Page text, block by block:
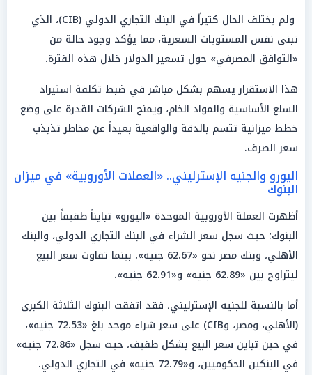
ولم يختلف الحال كثيراً في البنك التجاري الدولي (CIB)، الذي
تبنى نفس المستويات السعرية، مما يؤكد وجود حالة من
«التوافق المصرفي» حول تسعير الدولار خلال هذه الفترة.
هذا الاستقرار يسهم بشكل مباشر في ضبط تكلفة استيراد
السلع الأساسية والمواد الخام، ويمنح الشركات القدرة على وضع
خطط ميزانية تتسم بالدقة والواقعية بعيداً عن مخاطر تذبذب
سعر الصرف.
اليورو والجنيه الإسترليني.. «العملات الأوروبية» في ميزان
البنوك
أظهرت العملة الأوروبية الموحدة «اليورو» تبايناً طفيفاً بين
البنوك؛ حيث سجل سعر الشراء في البنك التجاري الدولي، والبنك
الأهلي، وبنك مصر نحو «62.67 جنيه»، بينما تفاوت سعر البيع
ليتراوح بين «62.89 جنيه» و«62.91 جنيه».
أما بالنسبة للجنيه الإسترليني، فقد اتفقت البنوك الثلاثة الكبرى
(الأهلي، ومصر، وCIB) على سعر شراء موحد بلغ «72.53 جنيه»،
في حين تباين سعر البيع بشكل طفيف، حيث سجل «72.86 جنيه»
في البنكين الحكوميين، و«72.79 جنيه» في التجاري الدولي.